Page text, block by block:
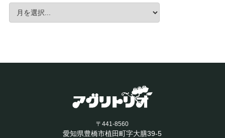
〒441-8560
愛知県豊橋市植田町字大膳39-5